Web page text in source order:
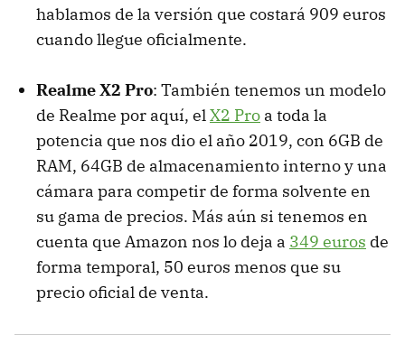
hablamos de la versión que costará 909 euros
cuando llegue oficialmente.
Realme X2 Pro: También tenemos un modelo
de Realme por aquí, elX2 Pro a toda la
potencia que nos dio el año 2019, con 6GB de
RAM, 64GB de almacenamiento interno y una
cámara para competir de forma solvente en
su gama de precios. Más aún si tenemos en
cuenta que Amazon nos lo deja a 349 euros de
forma temporal, 50 euros menos que su
precio oficial de venta.